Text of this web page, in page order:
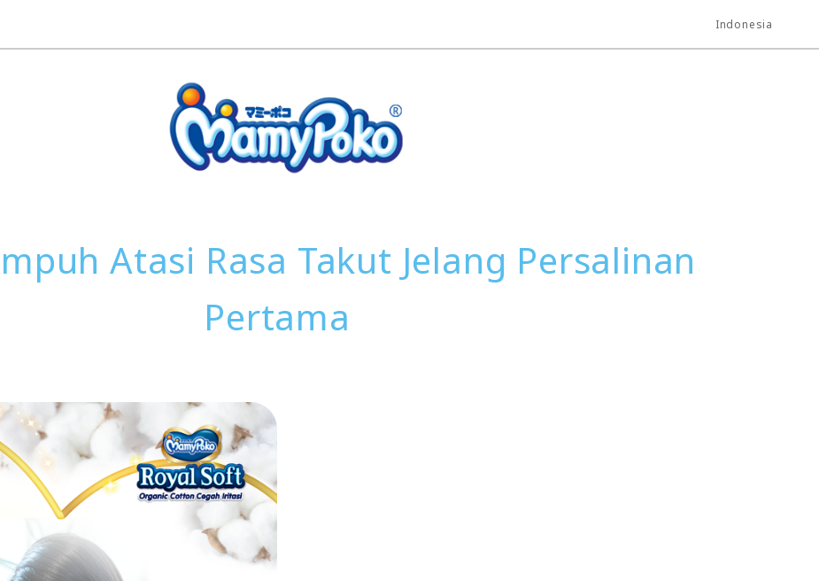
Indonesia
Atasi Rasa Takut Jelang Persalinan
Pertama